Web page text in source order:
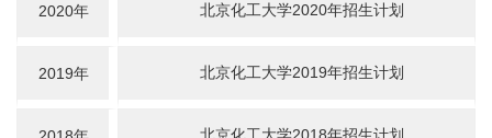
2020年 北京化工大学2020年招生计划
2019年 北京化工大学2019年招生计划